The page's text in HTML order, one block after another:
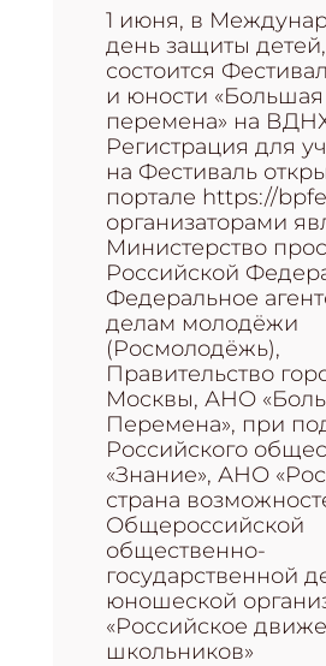
1 июня, в
день защиты детей,
состоится
и юности «Большая
перемена» на
Регистрация для
на Фестиваль
портале https://
организаторами
Министерство
Российской
Федеральное
делам молодёжи
(Росмолодёжь),
Правительство
Москвы, АНО
Перемена», при
Российского
«Знание», АНО
страна
Общероссийской
общественно-
государственной
юношеской
«Российское
школьников»